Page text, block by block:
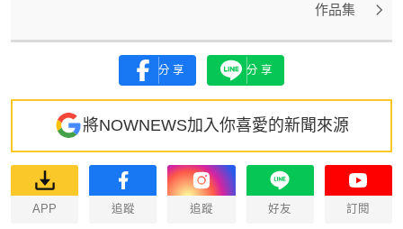
作品集
分享 分享
將NOWNEWS加入你喜愛的新聞來源
APP 追蹤 追蹤 好友 訂閱